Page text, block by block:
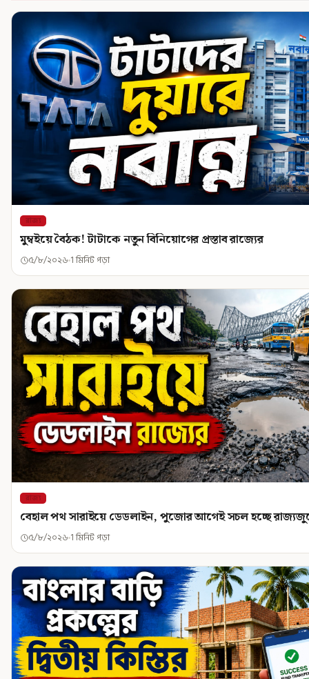
রাজ্য
মুম্বইয়ে বৈঠক! টাটাকে নতুন বিনিয়োগের প্রস্তাব রাজ্যের
৫/৮/২০২৬ 1 মিনিট পড়া
রাজ্য
বেহাল পথ সারাইয়ে ডেডলাইন, পুজোর আগেই সচল হচ্ছে
৫/৮/২০২৬ 1 মিনিট পড়া